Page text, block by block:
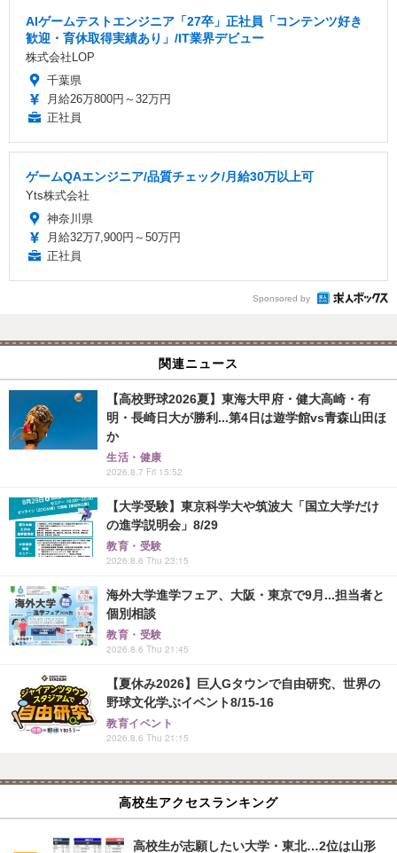
AIゲームテストエンジニア「27卒」正社員「コンテンツ好き
歓迎・育休取得実績あり」/IT業界デビュー
株式会社LOP
千葉県
月給26万800円～32万円
正社員
ゲームQAエンジニア/品質チェック/月給30万以上可
Yts株式会社
神奈川県
月給32万7,900円～50万円
正社員
Sponsored by
関連ニュース
【高校野球2026夏】東海大甲府・健大高崎・有
明・長崎日大が勝利...第4日は遊学館vs青森山田ほ
か
生活・健康
2026.8.7 Fri 15:52
【大学受験】東京科学大や筑波大「国立大学だけ
の進学説明会」8/29
教育・受験
2026.8.6 Thu 23:15
海外大学進学フェア、大阪・東京で9月...担当者と
個別相談
教育・受験
2026.8.6 Thu 21:45
【夏休み2026】巨人Gタウンで自由研究、世界の
野球文化学ぶイベント8/15-16
教育イベント
2026.8.6 Thu 21:15
高校生アクセスランキング
高校生が志願したい大学・東北…2位は山形